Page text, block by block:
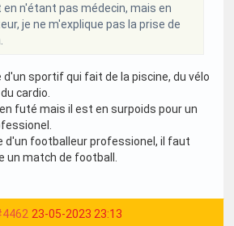
en n'étant pas médecin, mais en
je ne m'explique pas la prise de
d'un sportif qui fait de la piscine, du vélo
cardio.
futé mais il est en surpoids pour un
d'un footballeur professionel, il faut
un match de football.
23-05-2023 23:13